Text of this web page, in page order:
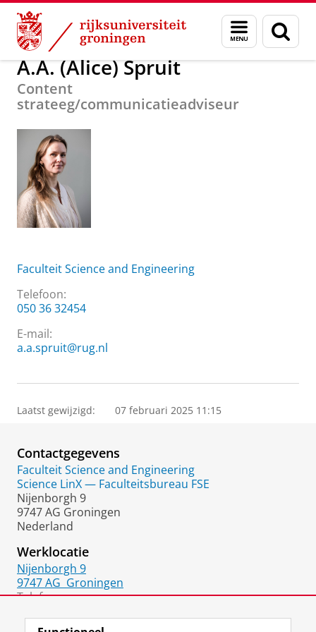
Skip
Content
Skip
Navigation
Menu
en
zoeken
Over ons A.A. (Alice) Spruit
A.A. (Alice) Spruit
Content
strateeg/communicatieadviseur
Faculteit Science and Engineering
Telefoon:
050 36 32454
E-mail:
a.a.spruit@rug.nl
Laatst gewijzigd: 07 februari 2025 11:15
Contactgegevens
Faculteit Science and Engineering
Science LinX — Faculteitsbureau FSE
Nijenborgh 9
9747 AG Groningen
Nederland
Werklocatie
Nijenborgh 9
9747 AG Groningen
Telefoon: